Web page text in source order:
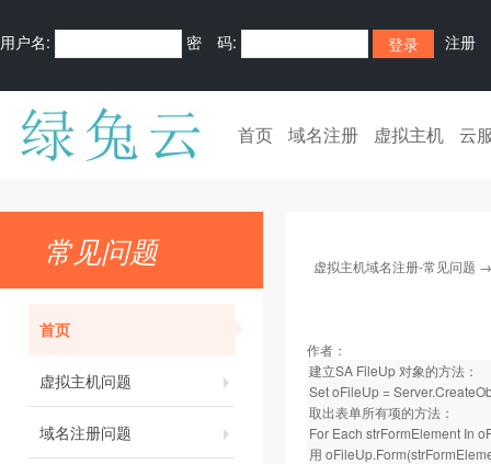
用户名: 密 码: 注册
首页 域名注册 虚拟主机 云
常见问题
首页
虚拟主机问题
域名注册问题
虚拟主机域名注册-常见问题
作者：
建立SA FileUp 对象的方法：
Set oFileUp =
取出表单所有项的方法：
For Each strFormElement In
用